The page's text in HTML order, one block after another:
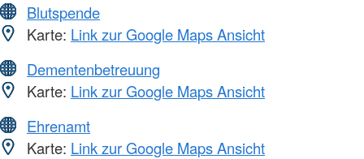
Blutspende
Karte: Link zur Google Maps Ansicht
Dementenbetreuung
Karte: Link zur Google Maps Ansicht
Ehrenamt
Karte: Link zur Google Maps Ansicht